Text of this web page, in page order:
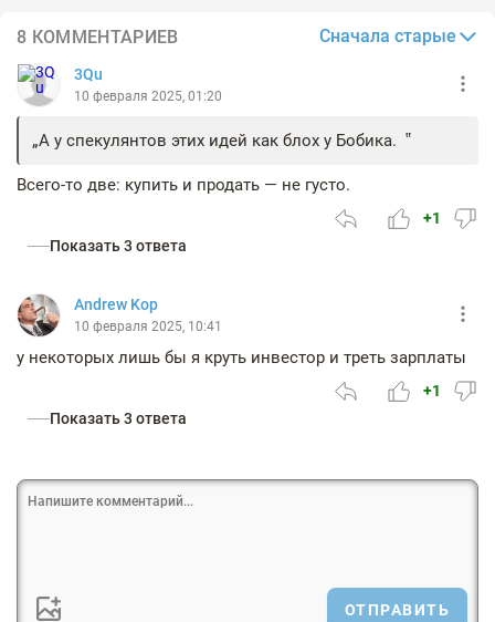
8 КОММЕНТАРИЕВ Сначала старые
3Qu
10 февраля 2025, 01:20
А у спекулянтов этих идей как блох у Бобика.
Всего-то две: купить и продать — не густо.
+1
Показать 3 ответа
Andrew Kop
10 февраля 2025, 10:41
у некоторых лишь бы я круть инвестор и треть зарплаты
+1
Показать 3 ответа
ОТПРАВИТЬ